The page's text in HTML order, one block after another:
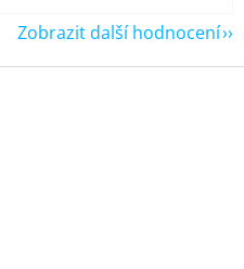
Zobrazit další hodnocení